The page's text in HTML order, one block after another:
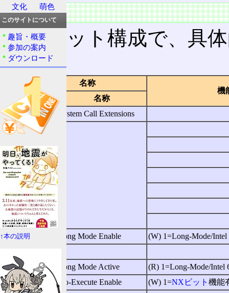
構成
全64ビット構成で、具
り。
名称
機
略称
名称
0 SCE
System Call Extensions
1
Reserved
2
3
4
5
6
7
8
Long Mode Enable
(W) 1=Long-Mode/
10
LMA Long Mode Active
(R) 1=Long-Mode/Intel
11 NXE No-Execute Enable (W) 1=NXビット 機能
文化
萌色
このサイトについて
趣旨・概要
参加の案内
ダウンロード
↑本の説明